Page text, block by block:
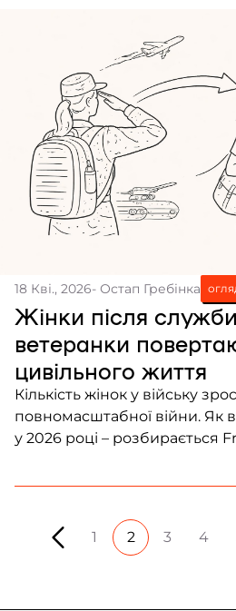
18 Кві., 2026- Остап Гребінка
Жінки після
ветеранки
цивільного життя
Кількість жінок у війську
повномасштабної війни. Як
у 2026 році – розбирається
1 2 3 4